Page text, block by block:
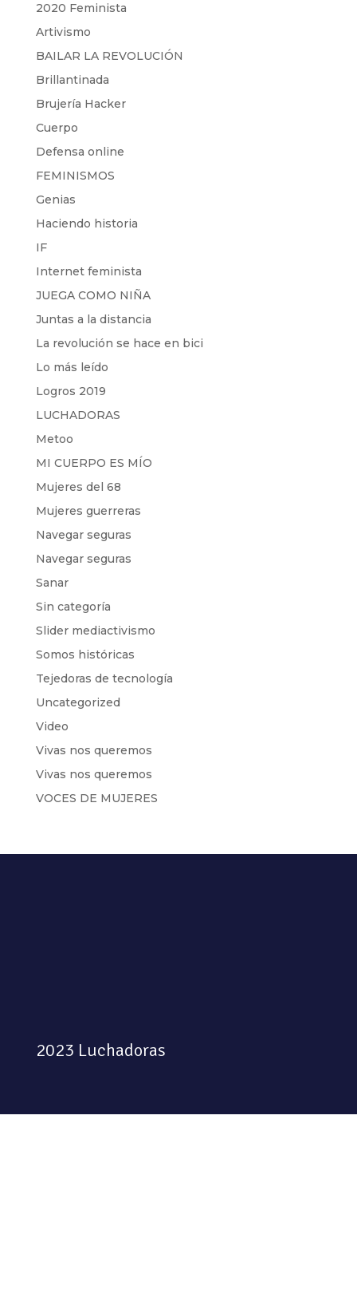
2020 Feminista
Artivismo
BAILAR LA REVOLUCIÓN
Brillantinada
Brujería Hacker
Cuerpo
Defensa online
FEMINISMOS
Genias
Haciendo historia
IF
Internet feminista
JUEGA COMO NIÑA
Juntas a la distancia
La revolución se hace en bici
Lo más leído
Logros 2019
LUCHADORAS
Metoo
MI CUERPO ES MÍO
Mujeres del 68
Mujeres guerreras
Navegar seguras
Navegar seguras
Sanar
Sin categoría
Slider mediactivismo
Somos históricas
Tejedoras de tecnología
Uncategorized
Video
Vivas nos queremos
Vivas nos queremos
VOCES DE MUJERES
2023 Luchadoras